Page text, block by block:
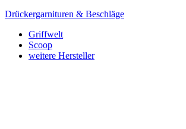
Drückergarnituren & Beschläge
Griffwelt
Scoop
weitere Hersteller